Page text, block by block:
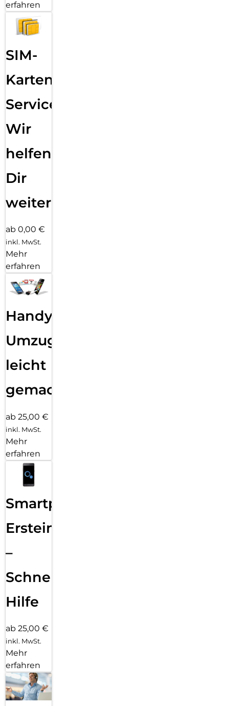
erfahren
SIM-
Karten
Service:
Wir
helfen
Dir
weiter
ab 0,00 €
inkl. MwSt.
Mehr
erfahren
Handy
Umzug
leicht
gemacht!
ab 25,00 €
inkl. MwSt.
Mehr
erfahren
Smartphone
Ersteinrichtung
–
Schnelle
Hilfe
ab 25,00 €
inkl. MwSt.
Mehr
erfahren